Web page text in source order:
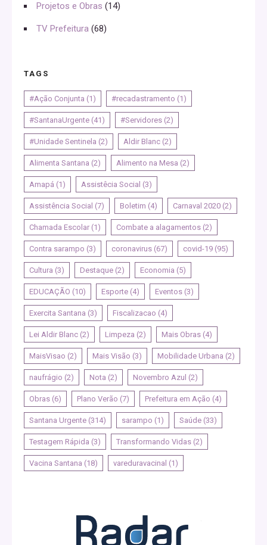
Projetos e Obras (14)
TV Prefeitura (68)
TAGS
#Ação Conjunta (1) #recadastramento (1)
#SantanaUrgente (41) #Servidores (2)
#Unidade Sentinela (2) Aldir Blanc (2)
Alimenta Santana (2) Alimento na Mesa (2)
Amapá (1) Assistêcia Social (3)
Assistência Social (7) Boletim (4) Carnaval 2020 (2)
Chamada Escolar (1) Combate a alagamentos (2)
Contra sarampo (3) coronavirus (67) covid-19 (95)
Cultura (3) Destaque (2) Economia (5)
EDUCAÇÃO (10) Esporte (4) Eventos (3)
Exercita Santana (3) Fiscalizacao (4)
Lei Aldir Blanc (2) Limpeza (2) Mais Obras (4)
MaisVisao (2) Mais Visão (3) Mobilidade Urbana (2)
naufrágio (2) Nota (2) Novembro Azul (2)
Obras (6) Plano Verão (7) Prefeitura em Ação (4)
Santana Urgente (314) sarampo (1) Saúde (33)
Testagem Rápida (3) Transformando Vidas (2)
Vacina Santana (18) vareduravacinal (1)